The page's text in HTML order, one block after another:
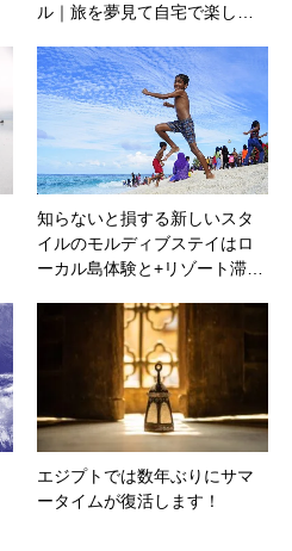
ル｜旅を夢見て自宅で楽し…
知らないと損する新しいスタ
イルのモルディブステイはロ
ーカル島体験と+​リゾート滞…
エジプトでは数年ぶりにサマ
ータイムが復活します！